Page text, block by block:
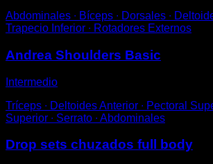
Abdominales ∙ Bíceps ∙ Dorsales ∙
Trapecio Inferior ∙ Rotadores Externos
Andrea Shoulders Basic
Intermedio
Tríceps ∙ Deltoides Anterior ∙ Pectoral
Superior ∙ Serrato ∙ Abdominales
Drop sets chuzados full body